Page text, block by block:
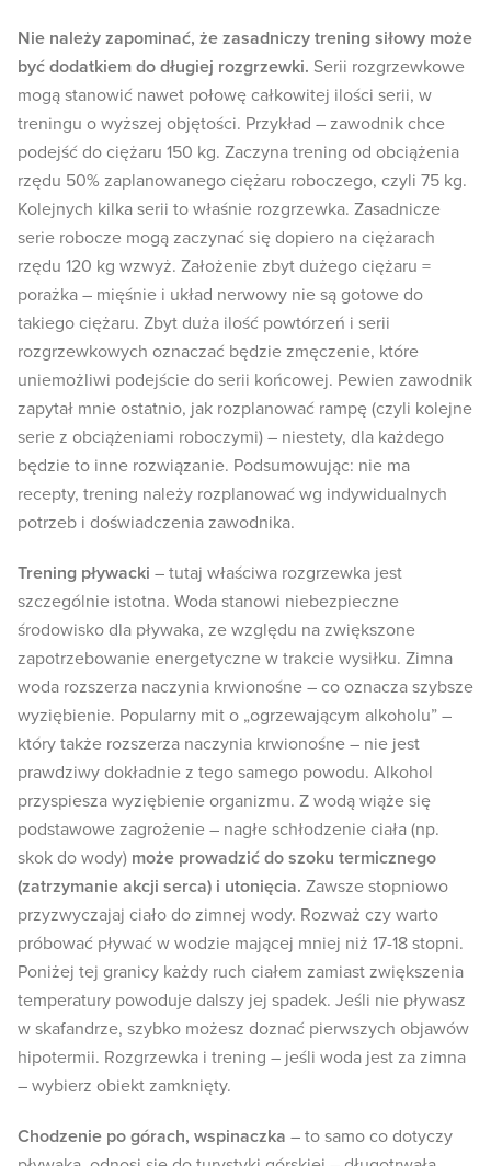
Nie należy zapominać, że zasadniczy trening siłowy może
być dodatkiem do długiej rozgrzewki. Serii rozgrzewkowe
mogą stanowić nawet połowę całkowitej ilości serii, w
treningu o wyższej objętości. Przykład – zawodnik chce
podejść do ciężaru 150 kg. Zaczyna trening od obciążenia
rzędu 50% zaplanowanego ciężaru roboczego, czyli 75 kg.
Kolejnych kilka serii to właśnie rozgrzewka. Zasadnicze
serie robocze mogą zaczynać się dopiero na ciężarach
rzędu 120 kg wzwyż. Założenie zbyt dużego ciężaru =
porażka – mięśnie i układ nerwowy nie są gotowe do
takiego ciężaru. Zbyt duża ilość powtórzeń i serii
rozgrzewkowych oznaczać będzie zmęczenie, które
uniemożliwi podejście do serii końcowej. Pewien zawodnik
zapytał mnie ostatnio, jak rozplanować rampę (czyli kolejne
serie z obciążeniami roboczymi) – niestety, dla każdego
będzie to inne rozwiązanie. Podsumowując: nie ma
recepty, trening należy rozplanować wg indywidualnych
potrzeb i doświadczenia zawodnika.
Trening pływacki – tutaj właściwa rozgrzewka jest
szczególnie istotna. Woda stanowi niebezpieczne
środowisko dla pływaka, ze względu na zwiększone
zapotrzebowanie energetyczne w trakcie wysiłku. Zimna
woda rozszerza naczynia krwionośne – co oznacza szybsze
wyziębienie. Popularny mit o „ogrzewającym alkoholu” –
który także rozszerza naczynia krwionośne – nie jest
prawdziwy dokładnie z tego samego powodu. Alkohol
przyspiesza wyziębienie organizmu. Z wodą wiąże się
podstawowe zagrożenie – nagłe schłodzenie ciała (np.
skok do wody) może prowadzić do szoku termicznego
(zatrzymanie akcji serca) i utonięcia. Zawsze stopniowo
przyzwyczajaj ciało do zimnej wody. Rozważ czy warto
próbować pływać w wodzie mającej mniej niż 17-18 stopni.
Poniżej tej granicy każdy ruch ciałem zamiast zwiększenia
temperatury powoduje dalszy jej spadek. Jeśli nie pływasz
w skafandrze, szybko możesz doznać pierwszych objawów
hipotermii. Rozgrzewka i trening – jeśli woda jest za zimna
– wybierz obiekt zamknięty.
Chodzenie po górach, wspinaczka – to samo co dotyczy